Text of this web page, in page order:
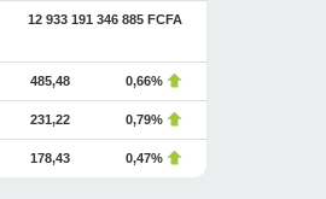
12 933 191 346 885 FCFA
485,48 0,66%
231,22 0,79%
178,43 0,47%